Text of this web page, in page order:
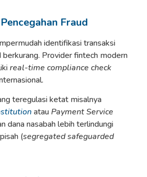
Fraud
identifikasi transaksi
berkurang. Provider fintech modern
real-time compliance check
teregulasi ketat misalnya
atau Payment Service
dana nasabah lebih terlindungi
(segregated safeguarded